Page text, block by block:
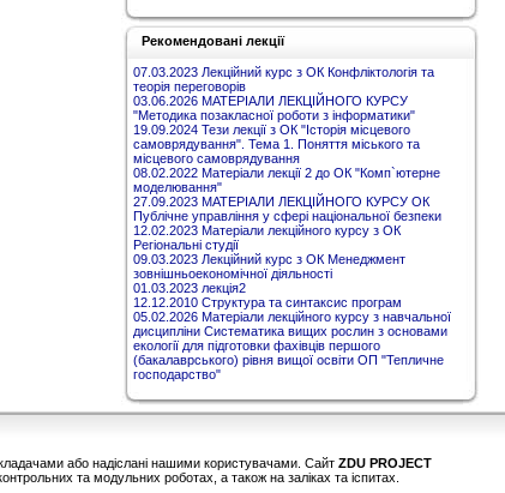
Рекомендовані лекції
07.03.2023 Лекційний курс з ОК Конфліктологія та
теорія переговорів
03.06.2026 МАТЕРІАЛИ ЛЕКЦІЙНОГО КУРСУ
"Методика позакласної роботи з інформатики"
19.09.2024 Тези лекції з ОК "Історія місцевого
самоврядування". Тема 1. Поняття міського та
місцевого самоврядування
08.02.2022 Матеріали лекції 2 до ОК "Комп`ютерне
моделювання"
27.09.2023 МАТЕРІАЛИ ЛЕКЦІЙНОГО КУРСУ ОК
Публічне управління у сфері національної безпеки
12.02.2023 Матеріали лекційного курсу з ОК
Регіональні студії
09.03.2023 Лекційний курс з ОК Менеджмент
зовнішньоекономічної діяльності
01.03.2023 лекція2
12.12.2010 Структура та синтаксис програм
05.02.2026 Матеріали лекційного курсу з навчальної
дисципліни Систематика вищих рослин з основами
екології для підготовки фахівців першого
(бакалаврського) рівня вищої освіти ОП "Тепличне
господарство"
або надіслані нашими користувачами. Сайт ZDU PROJECT
та модульних роботах, а також на заліках та іспитах.